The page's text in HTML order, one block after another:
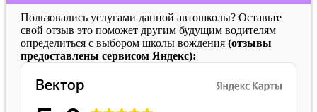
Пользовались услугами данной автошколы? Оставьте
свой отзыв это поможет другим будущим водителям
определиться с выбором школы вождения (отзывы
предоставлены сервисом Яндекс):